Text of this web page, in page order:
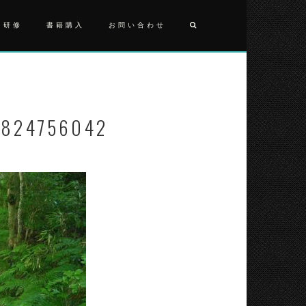
修 書籍購入 お問い合わせ
投
稿
ナ
ビ
ゲ
ー
シ
ョ
ン